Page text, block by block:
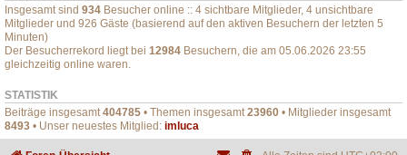
Insgesamt sind 934 Besucher online :: 4 sichtbare Mitglieder, 4 unsichtbare
Mitglieder und 926 Gäste (basierend auf den aktiven Besuchern der letzten 5
Minuten)
Der Besucherrekord liegt bei 12984 Besuchern, die am 05.06.2026 23:55
gleichzeitig online waren.
STATISTIK
Beiträge insgesamt404785 • Themen insgesamt23960 • Mitglieder insgesamt
8493 • Unser neuestes Mitglied: imluca